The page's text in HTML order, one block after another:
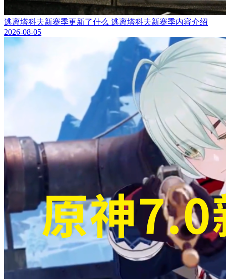
逃离塔科夫新赛季更新了什么 逃离塔科夫新赛季内容介绍
2026-08-05